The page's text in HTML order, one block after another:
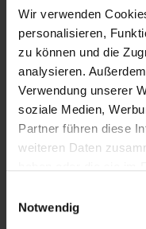
Wir verwenden
personalisieren,
zu können und die
analysieren.
Verwendung unserer
soziale Medien,
Partner führen diese
weiteren Daten
Notwendig
Schnee
Skitour
Skitourengehen
Partnerschaft
GTX
Gore
GoreTex
Infinium
Handschuhe
Skihandschuhe